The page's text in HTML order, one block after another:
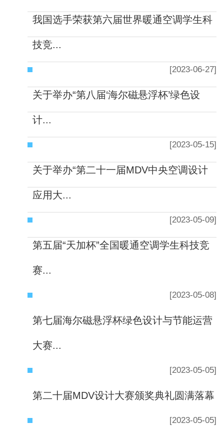
我国选手荣获第六届世界暖通空调学生科
技竞...
[2023-06-27]
关于举办“第八届‘海尔磁悬浮杯’绿色设
计...
[2023-05-15]
关于举办“第二十一届MDV中央空调设计
应用大...
[2023-05-09]
第五届“天加杯”全国暖通空调学生科技竞
赛...
[2023-05-08]
第七届海尔磁悬浮杯绿色设计与节能运营
大赛...
[2023-05-05]
第二十届MDV设计大赛颁奖典礼圆满落幕
[2023-05-05]